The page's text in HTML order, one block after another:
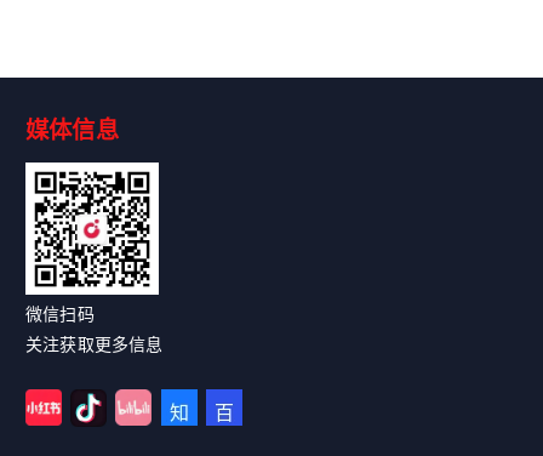
媒体信息
微信扫码
关注获取更多信息